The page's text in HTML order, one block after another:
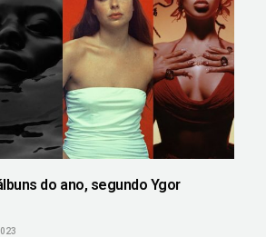
do ano, segundo Ygor